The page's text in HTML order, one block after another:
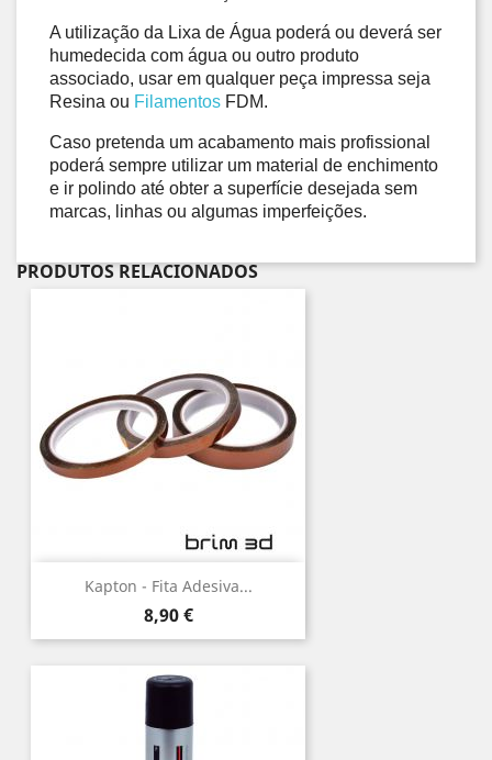
A utilização da Lixa de Água poderá ou deverá ser
humedecida com água ou outro produto
associado, usar em qualquer peça impressa seja
Resina ou Filamentos FDM.
Caso pretenda um acabamento mais profissional
poderá sempre utilizar um material de enchimento
e ir polindo até obter a superfície desejada sem
marcas, linhas ou algumas imperfeições.
PRODUTOS RELACIONADOS
Kapton - Fita Adesiva...
Preço
8,90 €